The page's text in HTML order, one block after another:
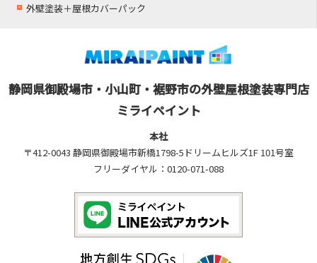
外壁塗装＋屋根カバーパック
静岡県御殿場市・小山町・裾野市の外壁屋根塗装専門店
ミライペイント
本社
〒412-0043 静岡県御殿場市新橋1798-5ドリームヒルズ1F 101号室
フリーダイヤル：0120-071-088